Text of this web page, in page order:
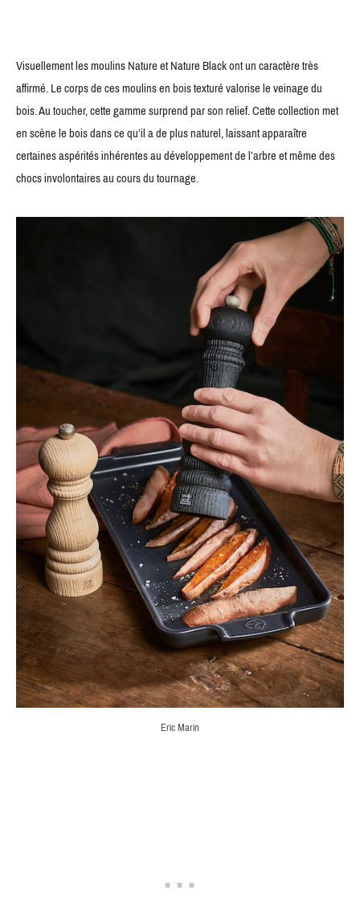
Visuellement les moulins Nature et Nature Black ont un caractère très
affirmé. Le corps de ces moulins en bois texturé valorise le veinage du
bois. Au toucher, cette gamme surprend par son relief. Cette collection met
en scène le bois dans ce qu’il a de plus naturel, laissant apparaître
certaines aspérités inhérentes au développement de l’arbre et même des
chocs involontaires au cours du tournage.
Eric Marin